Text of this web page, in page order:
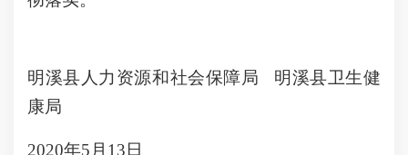
明溪县人力资源和社会保障局 明溪县卫生健
康局
2020年5月13日